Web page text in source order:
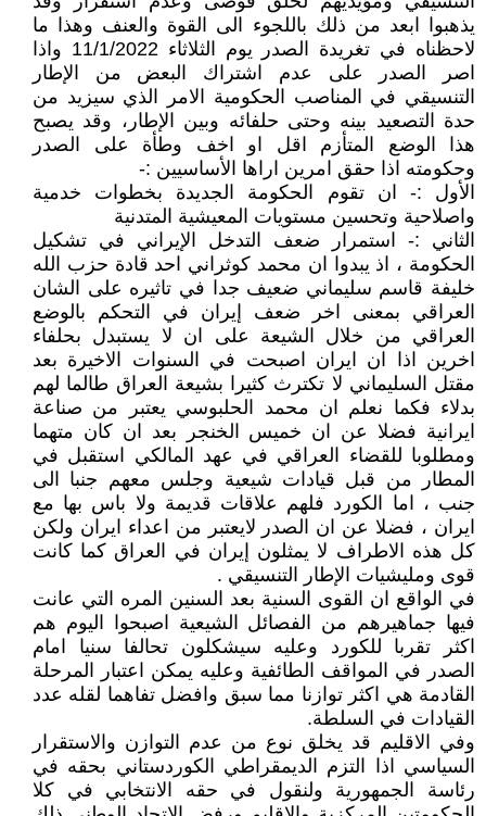
يذهبوا ابعد من ذلك باللجوء الى القوة والعنف وهذا ما
لاحظناه في تغريدة الصدر يوم الثلاثاء 11/1/2022 واذا
اصر الصدر على عدم اشتراك البعض من الإطار
التنسيقي في المناصب الحكومية الامر الذي سيزيد من
حدة التصعيد بينه وحتى حلفائه وبين الإطار، وقد يصبح
هذا الوضع المتأزم اقل او اخف وطأة على الصدر
وحكومته اذا حقق امرين اراها الأساسيين :-
الأول :- ان تقوم الحكومة الجديدة بخطوات خدمية
واصلاحية وتحسين مستويات المعيشية المتدنية
الثاني :- استمرار ضعف التدخل الإيراني في تشكيل
الحكومة ، اذ يبدوا ان محمد كوثراني احد قادة حزب الله
خليفة قاسم سليماني ضعيف جدا في تاثيره على الشان
العراقي بمعنى اخر ضعف إيران في التحكم بالوضع
العراقي من خلال الشيعة على ان لا يستبدل بحلفاء
اخرين اذا ان ايران اصبحت في السنوات الاخيرة بعد
مقتل السليماني لا تكترث كثيرا بشيعة العراق طالما لهم
بدلاء فكما نعلم ان محمد الحلبوسي يعتبر من صناعة
ايرانية فضلا عن ان خميس الخنجر بعد ان كان متهما
ومطلوبا للقضاء العراقي في عهد المالكي استقبل في
المطار من قبل قيادات شيعية وجلس معهم جنبا الى
جنب ، اما الكورد فلهم علاقات قديمة ولا باس بها مع
ايران ، فضلا عن ان الصدر لايعتبر من اعداء ايران ولكن
كل هذه الاطراف لا يمثلون إيران في العراق كما كانت
قوى ومليشيات الإطار التنسيقي .
في الواقع ان القوى السنية بعد السنين المره التي عانت
فيها جماهيرهم من الفصائل الشيعية اصبحوا اليوم هم
اكثر تقربا للكورد وعليه سيشكلون تحالفا سنيا امام
الصدر في المواقف الطائفية وعليه يمكن اعتبار المرحلة
القادمة هي اكثر توازنا مما سبق وافضل تفاهما لقله عدد
القيادات في السلطة.
وفي الاقليم قد يخلق نوع من عدم التوازن والاستقرار
السياسي اذا التزم الديمقراطي الكوردستاني بحقه في
رئاسة الجمهورية ولنقول في حقه الانتخابي في كلا